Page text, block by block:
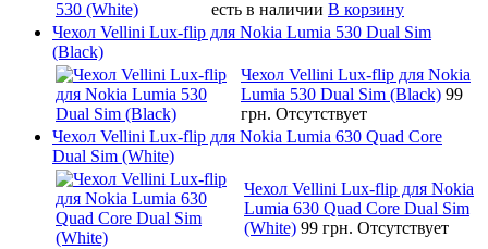
есть в наличии В корзину
Чехол Vellini Lux-flip для Nokia Lumia 530 Dual Sim
(Black)
Чехол Vellini Lux-flip для Nokia
Lumia 530 Dual Sim (Black) 99
грн. Отсутствует
Чехол Vellini Lux-flip для Nokia Lumia 630 Quad Core
Dual Sim (White)
Чехол Vellini Lux-flip для Nokia
Lumia 630 Quad Core Dual Sim
(White) 99 грн. Отсутствует